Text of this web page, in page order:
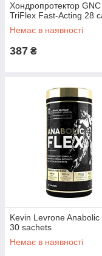
Хондропротектор GNC
TriFlex Fast-Acting 28
Немає в наявності
387 ₴
Kevin Levrone Anabolic
30 sachets
Немає в наявності